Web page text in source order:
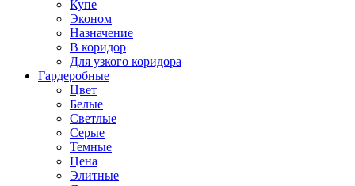
Купе
Эконом
Назначение
В коридор
Для узкого коридора
Гардеробные
Цвет
Белые
Светлые
Серые
Темные
Цена
Элитные